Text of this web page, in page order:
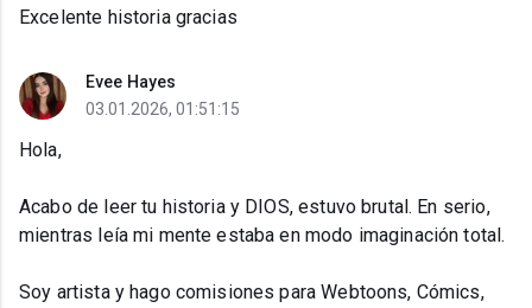
Excelente historia gracias
Evee Hayes
03.01.2026, 01:51:15
Hola,
Acabo de leer tu historia y DIOS, estuvo brutal. En serio,
mientras leía mi mente estaba en modo imaginación total.
Soy artista y hago comisiones para Webtoons, Cómics,